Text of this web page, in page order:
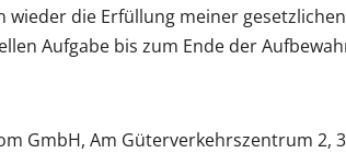
die Erfüllung meiner
Aufgabe bis zum Ende der
GmbH, Am Güterverkehrszentrum 2,